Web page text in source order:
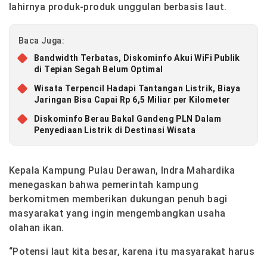
lahirnya produk-produk unggulan berbasis laut.
Baca Juga:
Bandwidth Terbatas, Diskominfo Akui WiFi Publik
di Tepian Segah Belum Optimal
Wisata Terpencil Hadapi Tantangan Listrik, Biaya
Jaringan Bisa Capai Rp 6,5 Miliar per Kilometer
Diskominfo Berau Bakal Gandeng PLN Dalam
Penyediaan Listrik di Destinasi Wisata
Kepala Kampung Pulau Derawan, Indra Mahardika
menegaskan bahwa pemerintah kampung
berkomitmen memberikan dukungan penuh bagi
masyarakat yang ingin mengembangkan usaha
olahan ikan.
“Potensi laut kita besar, karena itu masyarakat harus